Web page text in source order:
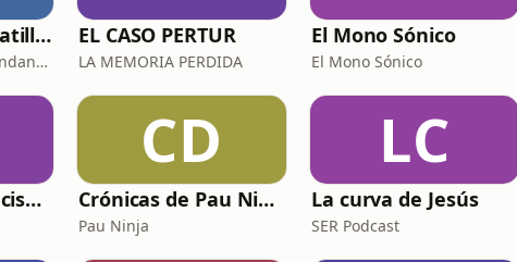
Budismo en zapatillas, El budismo sin sermones
Budismo Asmr y Abundancia
EL CASO PERTUR
LA MEMORIA PERDIDA
El Mono Sónico
El Mono Sónico
En torno al Catecismo
CD
Crónicas de Pau Ninja
Pau Ninja
LC
La curva de Jesús
SER Podcast